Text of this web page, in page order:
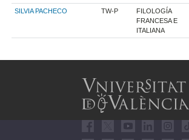
SILVIA PACHECO TW-P
FILOLOGÍA
FRANCESA E
ITALIANA